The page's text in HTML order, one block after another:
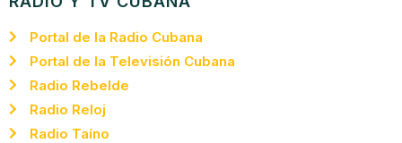
Portal de la Radio Cubana
Portal de la Televisión Cubana
Radio Rebelde
Radio Reloj
Radio Taíno